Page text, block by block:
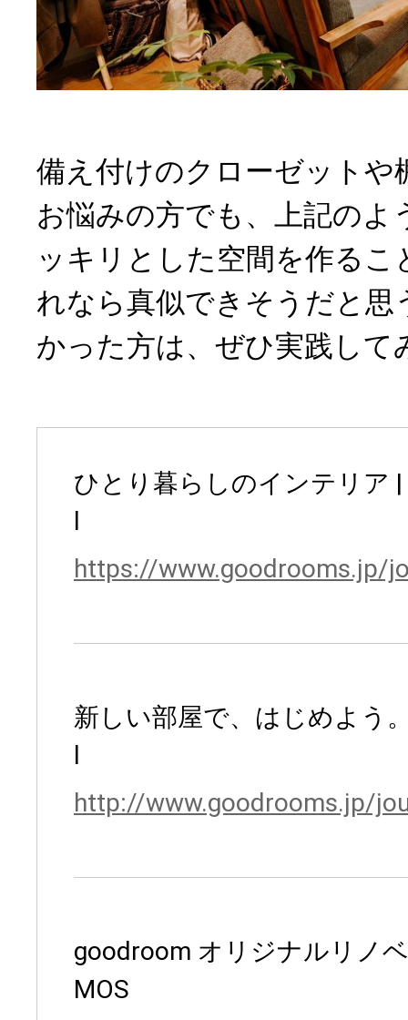
備え付けのクローゼットや
お悩みの方でも、上記のよ
ッキリとした空間を作るこ
れなら真似できそうだと思
かった方は、ぜひ実践して
ひとり暮らしのインテリア
l
https://www.goodrooms.jp/
新しい部屋で、はじめよう
l
http://www.goodrooms.jp/
goodroom オリジナルリノ
MOS